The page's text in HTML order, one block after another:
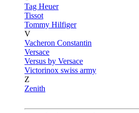
Tag Heuer
Tissot
Tommy Hilfiger
V
Vacheron Constantin
Versace
Versus by Versace
Victorinox swiss army
Z
Zenith